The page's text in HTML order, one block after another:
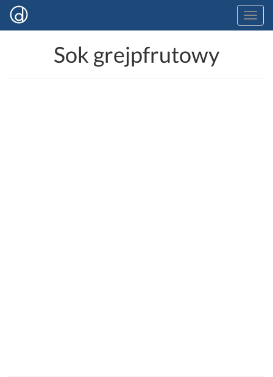
Sok grejpfrutowy